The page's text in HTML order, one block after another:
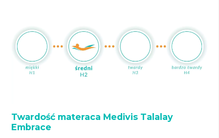
Twardość materaca Medivis Talalay
Embrace